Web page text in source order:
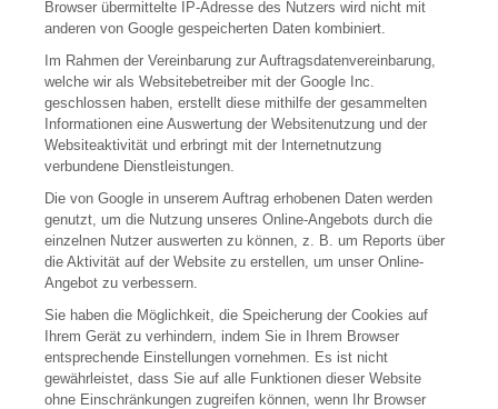
Browser übermittelte IP-Adresse des Nutzers wird nicht mit
anderen von Google gespeicherten Daten kombiniert.
Im Rahmen der Vereinbarung zur Auftragsdatenvereinbarung,
welche wir als Websitebetreiber mit der Google Inc.
geschlossen haben, erstellt diese mithilfe der gesammelten
Informationen eine Auswertung der Websitenutzung und der
Websiteaktivität und erbringt mit der Internetnutzung
verbundene Dienstleistungen.
Die von Google in unserem Auftrag erhobenen Daten werden
genutzt, um die Nutzung unseres Online-Angebots durch die
einzelnen Nutzer auswerten zu können, z. B. um Reports über
die Aktivität auf der Website zu erstellen, um unser Online-
Angebot zu verbessern.
Sie haben die Möglichkeit, die Speicherung der Cookies auf
Ihrem Gerät zu verhindern, indem Sie in Ihrem Browser
entsprechende Einstellungen vornehmen. Es ist nicht
gewährleistet, dass Sie auf alle Funktionen dieser Website
ohne Einschränkungen zugreifen können, wenn Ihr Browser